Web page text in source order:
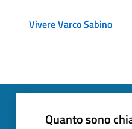
Vivere Varco Sabino
Quanto sono